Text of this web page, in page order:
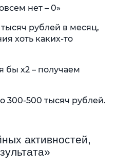
нет – 0»
рублей в месяц,
хоть каких-то
бы х2 – получаем
300-500 тысяч рублей.
активностей,